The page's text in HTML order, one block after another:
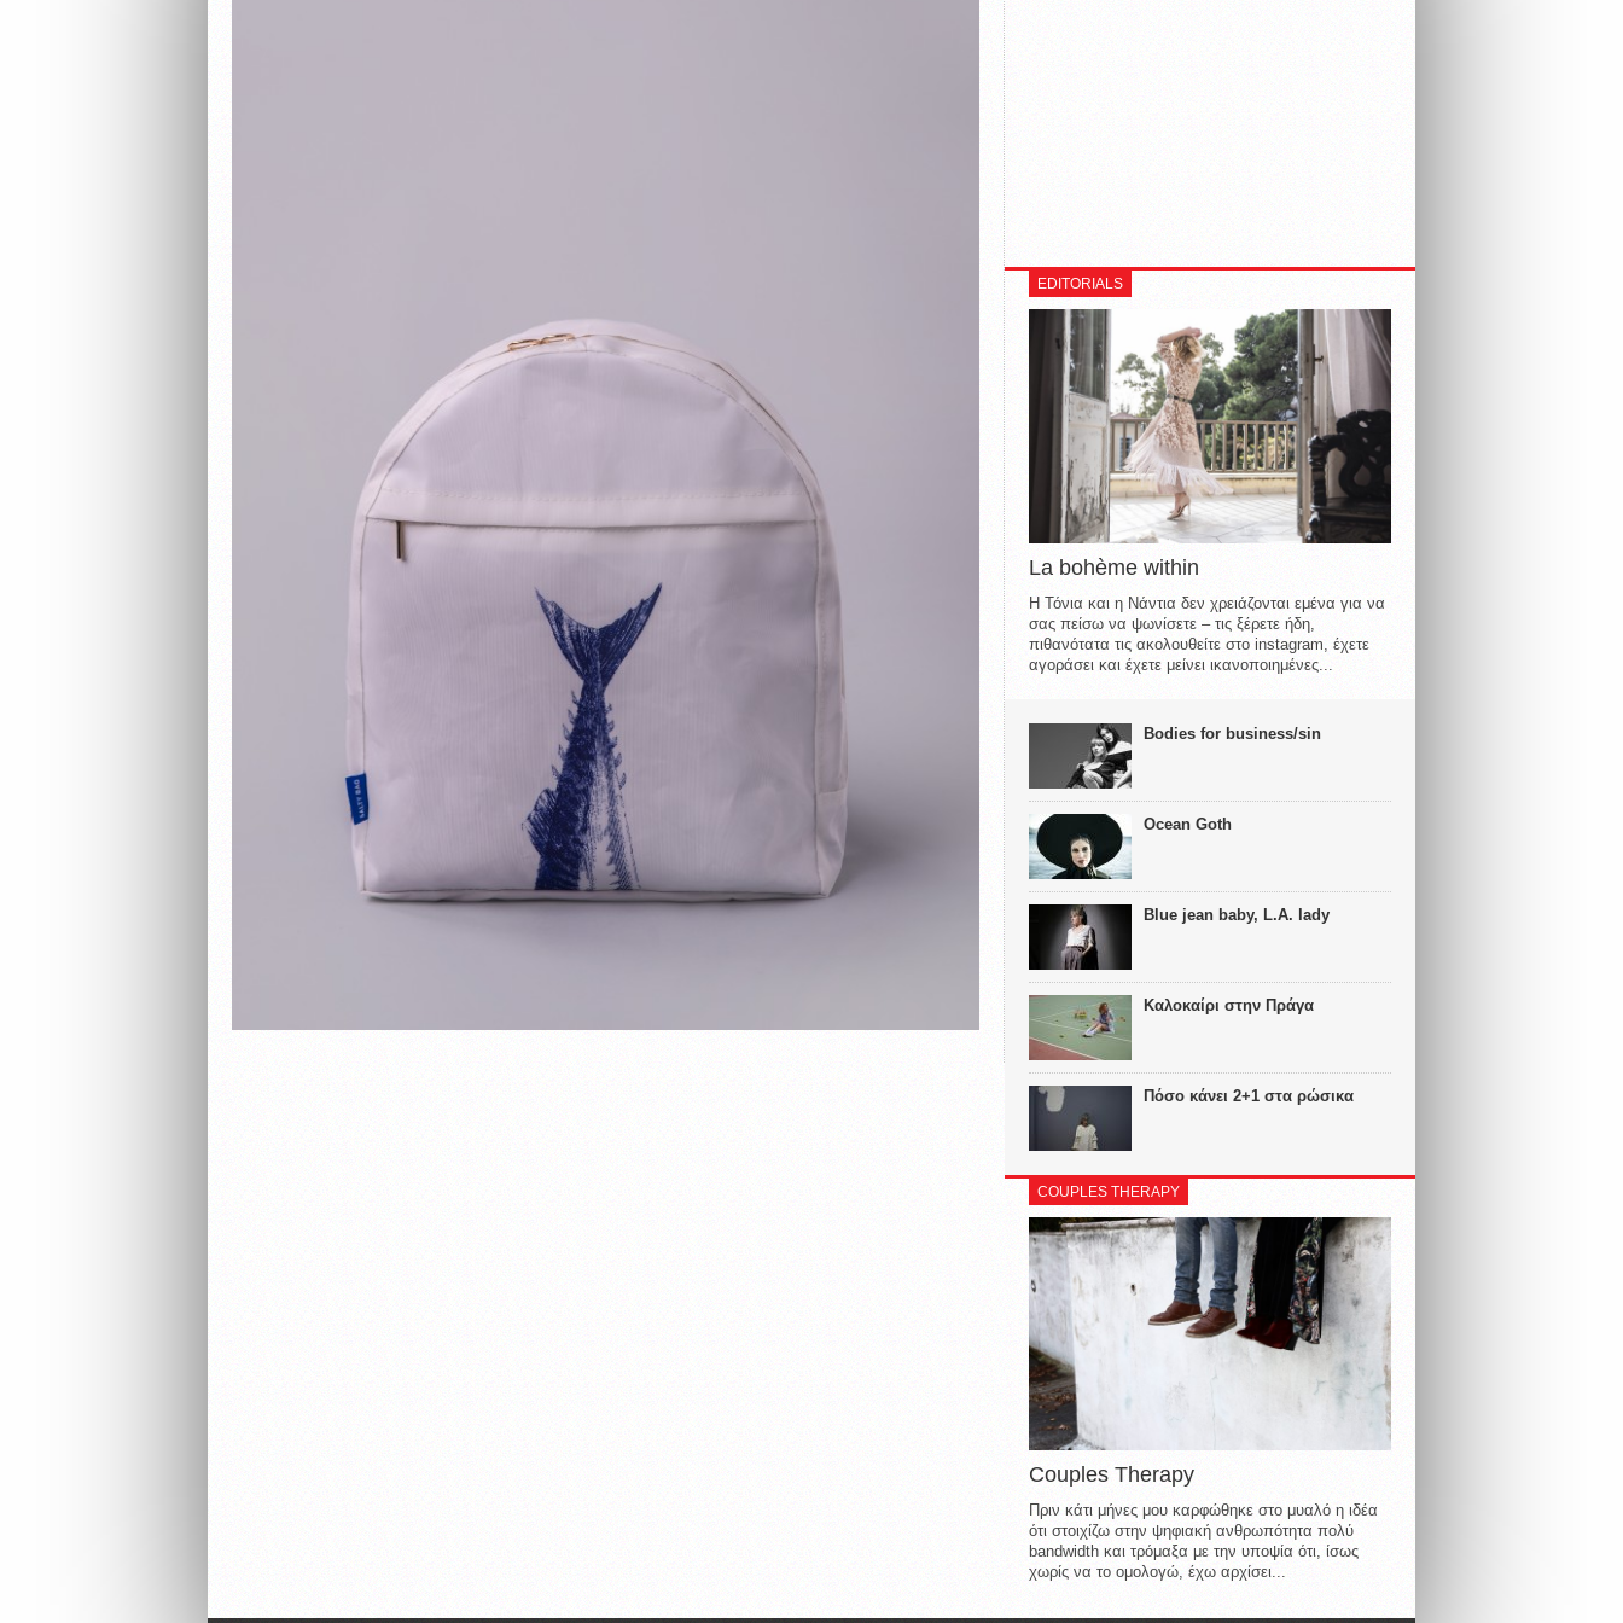
EDITORIALS
La bohème within
Η Τόνια και η Νάντια δεν χρειάζονται εμένα για να
σας πείσω να ψωνίσετε – τις ξέρετε ήδη,
πιθανότατα τις ακολουθείτε στο instagram, έχετε
αγοράσει και έχετε μείνει ικανοποιημένες...
Bodies for business/sin
Ocean Goth
Blue jean baby, L.A. lady
Καλοκαίρι στην Πράγα
Πόσο κάνει 2+1 στα ρώσικα
COUPLES THERAPY
Couples Therapy
Πριν κάτι μήνες μου καρφώθηκε στο μυαλό η ιδέα
ότι στοιχίζω στην ψηφιακή ανθρωπότητα πολύ
bandwidth και τρόμαξα με την υποψία ότι, ίσως
χωρίς να το ομολογώ, έχω αρχίσει...